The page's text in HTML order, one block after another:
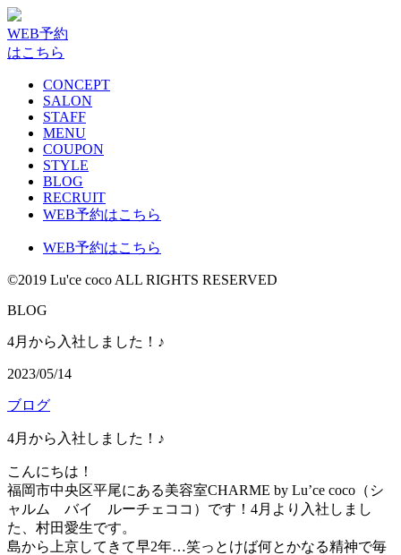
WEB予約
はこちら
CONCEPT
SALON
STAFF
MENU
COUPON
STYLE
BLOG
RECRUIT
WEB予約はこちら
WEB予約はこちら
©2019 Lu'ce coco ALL RIGHTS RESERVED
BLOG
4月から入社しました！♪
2023/05/14
ブログ
4月から入社しました！♪
こんにちは！
福岡市中央区平尾にある美容室CHARME by Lu’ce coco（シ
ャルム バイ ルーチェココ）です！4月より入社しまし
た、村田愛生です。
島から上京してきて早2年…笑っとけば何とかなる精神で毎